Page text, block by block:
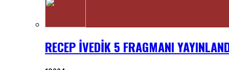
RECEP İVEDİK 5 FRAGMANI